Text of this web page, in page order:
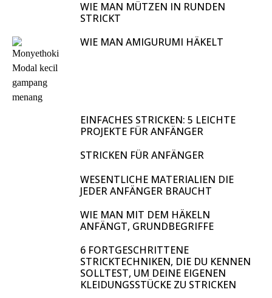
WIE MAN MÜTZEN IN RUNDEN
STRICKT
WIE MAN AMIGURUMI HÄKELT
EINFACHES STRICKEN: 5 LEICHTE
PROJEKTE FÜR ANFÄNGER
STRICKEN FÜR ANFÄNGER
WESENTLICHE MATERIALIEN DIE
JEDER ANFÄNGER BRAUCHT
WIE MAN MIT DEM HÄKELN
ANFÄNGT, GRUNDBEGRIFFE
6 FORTGESCHRITTENE
STRICKTECHNIKEN, DIE DU KENNEN
SOLLTEST, UM DEINE EIGENEN
KLEIDUNGSSTÜCKE ZU STRICKEN